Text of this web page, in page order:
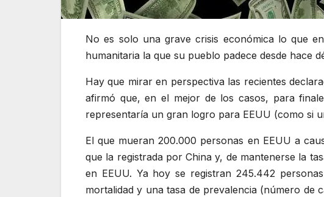
No es solo una grave crisis económica lo que
humanitaria la que su pueblo padece desde hace
Hay que mirar en perspectiva las recientes
afirmó que, en el mejor de los casos, para
representaría un gran logro para EEUU (como si
El que mueran 200.000 personas en EEUU a
que la registrada por China y, de mantenerse la
en EEUU. Ya hoy se registran 245.442
mortalidad y una tasa de prevalencia (número de